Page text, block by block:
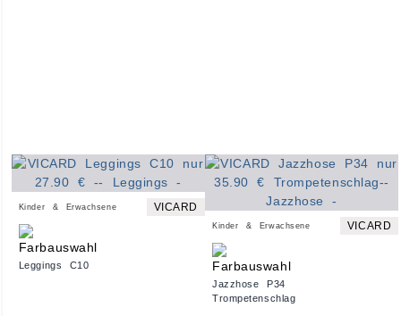
Kinder & Erwachsene VICARD
Leggings C10
Kinder & Erwachsene VICARD
Jazzhose P34
Trompetenschlag